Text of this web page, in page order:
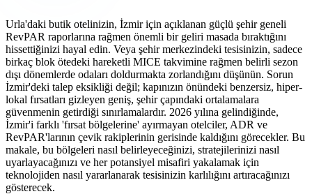
Urla'daki butik otelinizin, İzmir için açıklanan güçlü şehir geneli
RevPAR raporlarına rağmen önemli bir geliri masada bıraktığını
hissettiğinizi hayal edin. Veya şehir merkezindeki tesisinizin, sadece
birkaç blok ötedeki hareketli MICE takvimine rağmen belirli sezon
dışı dönemlerde odaları doldurmakta zorlandığını düşünün. Sorun
İzmir'deki talep eksikliği değil; kapınızın önündeki benzersiz, hiper-
lokal fırsatları gizleyen geniş, şehir çapındaki ortalamalara
güvenmenin getirdiği sınırlamalardır. 2026 yılına gelindiğinde,
İzmir'i farklı 'fırsat bölgelerine' ayırmayan otelciler, ADR ve
RevPAR'larının çevik rakiplerinin gerisinde kaldığını görecekler. Bu
makale, bu bölgeleri nasıl belirleyeceğinizi, stratejilerinizi nasıl
uyarlayacağınızı ve her potansiyel misafiri yakalamak için
teknolojiden nasıl yararlanarak tesisinizin karlılığını artıracağınızı
gösterecek.